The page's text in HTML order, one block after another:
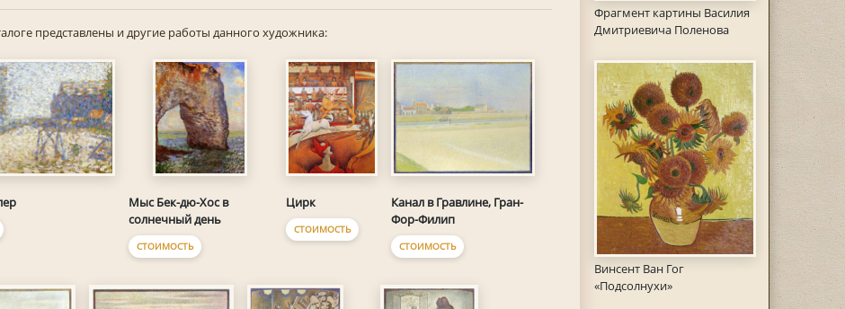
Фрагмент картины Василия
Дмитриевича Поленова
Винсент Ван Гог
«Подсолнухи»
представлены и другие работы данного художника:
Мыс Бек-дю-Хoc в
солнечный день
СТОИМОСТЬ
Цирк
СТОИМОСТЬ
Канал в Гравлине, Гран-
Фор-Филип
СТОИМОСТЬ